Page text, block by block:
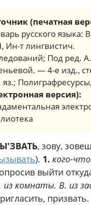
(печатная
русского языка:
Ин-т лингвистич.
Под ред.
— 4-е изд.,
яз.;
версия):
, зову,
). 1. кого-
выйти
из комнаты. В. из
призвать.